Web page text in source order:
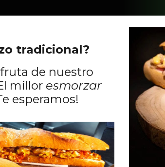
tradicional?
de nuestro
l millor esmorzar
esperamos!